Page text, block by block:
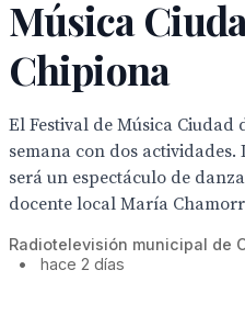
Música
Chipiona
El Festival de Música Ciudad
semana con dos
será un espectáculo de
docente local María
Radiotelevisión municipal de
•
hace 2 días